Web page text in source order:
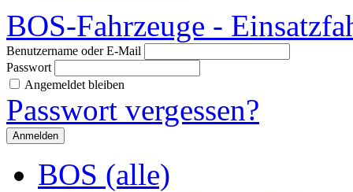
BOS-Fahrzeuge -
Benutzername oder E-Mail
Passwort
Angemeldet bleiben
Passwort vergessen?
BOS (alle)